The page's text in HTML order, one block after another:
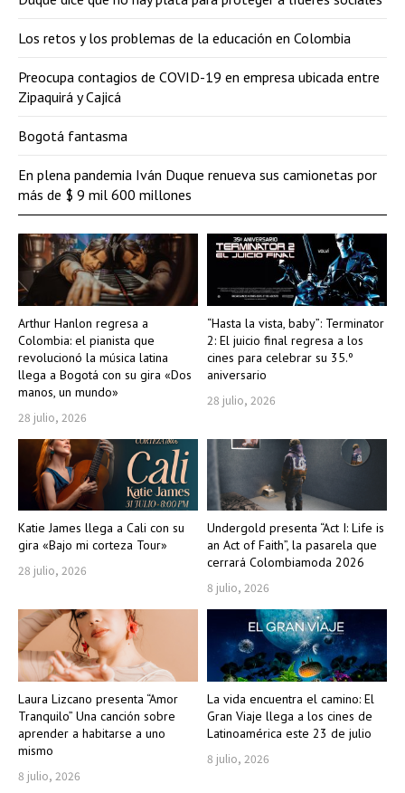
Arthur Hanlon regresa a
Colombia: el pianista que
revolucionó la música latina
llega a Bogotá con su gira «Dos
manos, un mundo»
28 julio, 2026
“Hasta la vista, baby”: Terminator
2: El juicio final regresa a los
cines para celebrar su 35.º
aniversario
28 julio, 2026
Katie James llega a Cali con su
gira «Bajo mi corteza Tour»
28 julio, 2026
Undergold presenta “Act I: Life is
an Act of Faith”, la pasarela que
cerrará Colombiamoda 2026
8 julio, 2026
Laura Lizcano presenta “Amor
Tranquilo” Una canción sobre
aprender a habitarse a uno
mismo
8 julio, 2026
La vida encuentra el camino: El
Gran Viaje llega a los cines de
Latinoamérica este 23 de julio
8 julio, 2026
Los retos y los problemas de la educación en Colombia
Preocupa contagios de COVID-19 en empresa ubicada entre
Zipaquirá y Cajicá
Bogotá fantasma
En plena pandemia Iván Duque renueva sus camionetas por
más de $ 9 mil 600 millones